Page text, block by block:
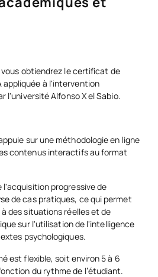
obtiendrez le certificat de
à l'intervention
l'université Alfonso X el Sabio.
sur une méthodologie en ligne
contenus interactifs au format
l'acquisition progressive de
de cas pratiques, ce qui permet
des situations réelles et de
sur l'utilisation de l'intelligence
psychologiques.
est flexible, soit environ 5 à 6
du rythme de l’étudiant.